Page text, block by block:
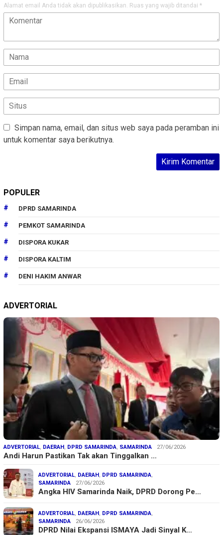
Alamat email Anda tidak akan dipublikasikan. Ruas yang wajib ditandai *
Simpan nama, email, dan situs web saya pada peramban ini
untuk komentar saya berikutnya.
POPULER
DPRD SAMARINDA
PEMKOT SAMARINDA
DISPORA KUKAR
DISPORA KALTIM
DENI HAKIM ANWAR
ADVERTORIAL
ADVERTORIAL, DAERAH, DPRD SAMARINDA, SAMARINDA 27/06/2026
Andi Harun Pastikan Tak akan Tinggalkan …
ADVERTORIAL, DAERAH, DPRD SAMARINDA,
SAMARINDA
27/06/2026
Angka HIV Samarinda Naik, DPRD Dorong Pe…
ADVERTORIAL, DAERAH, DPRD SAMARINDA,
SAMARINDA
26/06/2026
DPRD Nilai Ekspansi ISMAYA Jadi Sinyal K…